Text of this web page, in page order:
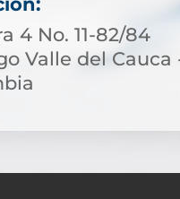
4 No. 11-82/84
Valle del Cauca